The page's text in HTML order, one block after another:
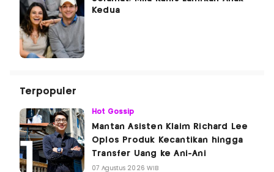
Kedua
Terpopuler
Hot Gossip
Mantan Asisten Klaim Richard Lee
Oplos Produk Kecantikan hingga
Transfer Uang ke Ani-Ani
07 Agustus 2026 WIB